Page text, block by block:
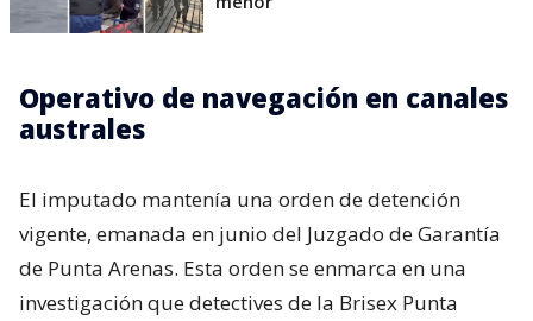
Operativo de navegación en canales
australes
El imputado mantenía una orden de detención
vigente, emanada en junio del Juzgado de Garantía
de Punta Arenas. Esta orden se enmarca en una
investigación que detectives de la Brisex Punta